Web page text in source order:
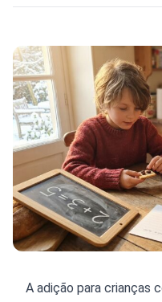
A adição para crianças